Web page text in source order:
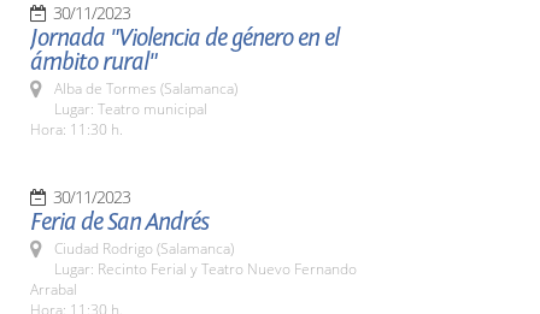
30/11/2023
Jornada "Violencia de género en el
ámbito rural"
Alba de Tormes (Salamanca)
Lugar: Teatro municipal
Hora: 11:30 h.
30/11/2023
Feria de San Andrés
Ciudad Rodrigo (Salamanca)
Lugar: Recinto Ferial y Teatro Nuevo Fernando
Arrabal
Hora: 11:30 h.